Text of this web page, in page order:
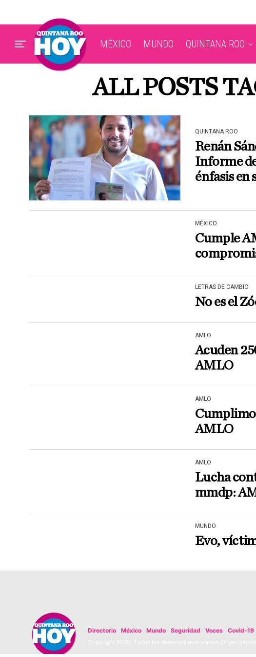
MÉXICO MUNDO QUINTANA ROO
ALL POSTS
QUINTANA ROO
Renán
Informe
énfasis en
MÉXICO
Cumple
LETRAS DE CAMBIO
No es el
AMLO
Acuden
AMLO
AMLO
AMLO
AMLO
Lucha
mmdp:
MUNDO
Evo,
Directorio México Mundo Seguridad Voces
Covid-19